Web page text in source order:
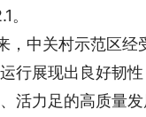
。
关村示范区经
行展现出良好韧性
活力足的高质量